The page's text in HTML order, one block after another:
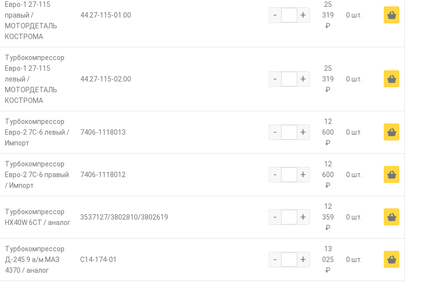
Евро-1 27-115
правый /
МОТОРДЕТАЛЬ
КОСТРОМА
44.27-115-01.00 - +
25
319
₽
0 шт. Ä
Турбокомпрессор
Евро-1 27-115
левый /
МОТОРДЕТАЛЬ
КОСТРОМА
44.27-115-02.00 - +
25
319
₽
0 шт. Ä
Турбокомпрессор
Евро-2 7С-6 левый /
Импорт
7406-1118013 - +
12
600
₽
0 шт. Ä
Турбокомпрессор
Евро-2 7С-6 правый
/ Импорт
7406-1118012 - +
12
600
₽
0 шт. Ä
Турбокомпрессор
HX40W 6СТ / аналог
3537127/3802810/3802619 - +
12
359
₽
0 шт. Ä
Турбокомпрессор
Д-245.9 а/м МАЗ
4370 / аналог
С14-174-01 - +
13
025
₽
0 шт. Ä